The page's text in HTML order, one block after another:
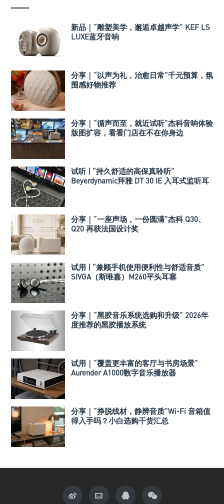
新品｜“雕塑美学，邂逅卓越声学” KEF LS
LUXE蓝牙音响
分享｜“以声为礼，治愈日常”千元预算，氛
围感好物推荐
分享｜“循声而至，就近试听”杰科音响体验
版图扩容，看看门店在不在你身边
试听 | “持久舒适的高保真聆听”
Beyerdynamic拜雅 DT 30 IE 入耳式监听耳
分享｜“一座声场，一份圆满”杰科 Q30、
Q20 再获法国设计奖
试用 | “兼顾手机使用便利性与舒适音质”
SIVGA（斯唯嘉）M260平头耳塞
分享｜“黑胶音乐系统选购和升级” 2026年
度推荐的黑胶播放系统
试用｜“覆盖更丰富的客厅与书房场景”
Aurender A1000数字音乐播放器
分享｜“挣脱线材，静辨音质”Wi-Fi 音箱值
得入手吗？小白选购干货汇总